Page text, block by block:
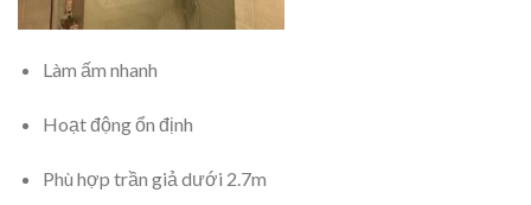
Làm ấm nhanh
Hoạt động ổn định
Phù hợp trần giả dưới 2.7m